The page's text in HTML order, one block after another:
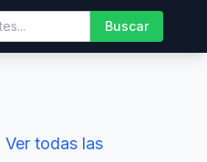
Buscar
Ver todas las